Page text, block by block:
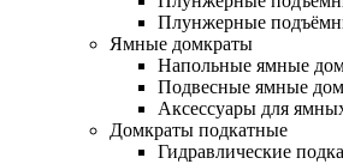
Плунжерные
Ямные домкраты
Напольные ямные
Подвесные ямные
Аксессуары для
Домкраты подкатные
Гидравлические